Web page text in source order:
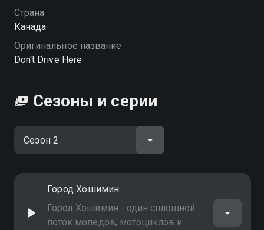
Посмотреть онлайн 2 сезон сериала Дороги без
правил вы можете совершенно бесплатно в
хорошем HD качестве на Смотрёшке
Страна
Канада
Оригинальное название
Don't Drive Here
Сезоны и серии
Город Хошимин
Город Хошимин - один сплошной
поток мопедов, мотоциклов и